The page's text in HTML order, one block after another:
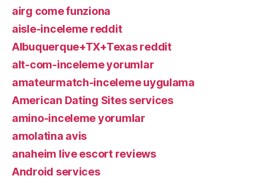
airg come funziona
aisle-inceleme reddit
Albuquerque+TX+Texas reddit
alt-com-inceleme yorumlar
amateurmatch-inceleme uygulama
American Dating Sites services
amino-inceleme yorumlar
amolatina avis
anaheim live escort reviews
Android services